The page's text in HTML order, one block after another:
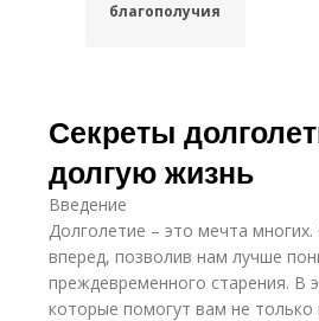
благополучия
Секреты
долгую жизнь
Введение
Долголетие – это мечта
вперед, позволив нам лучше
преждевременного старения. В
которые помогут вам не